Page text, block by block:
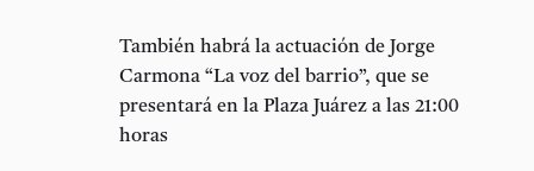
También habrá la actuación de Jorge
Carmona “La voz del barrio”, que se
presentará en la Plaza Juárez a las 21:00
horas